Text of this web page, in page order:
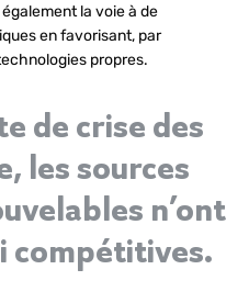
également la voie à de
en favorisant, par
propres.
de crise des
les sources
n’ont
compétitives.